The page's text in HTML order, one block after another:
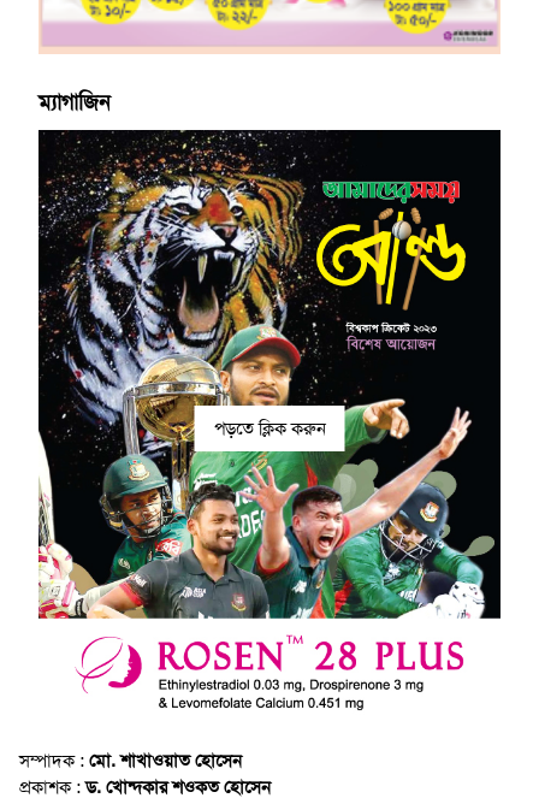
ম্যাগাজিন
পড়তে ক্লিক করুন
সম্পাদক : মো. শাখাওয়াত হোসেন
প্রকাশক :ড. খোন্দকার শওকত হোসেন